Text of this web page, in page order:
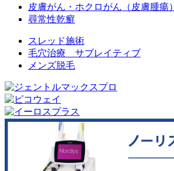
皮膚がん・ホクロがん（皮膚腫瘍）
尋常性乾癬
スレッド施術
毛穴治療 サブレイティブ
メンズ脱毛